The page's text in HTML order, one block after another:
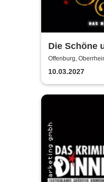
Die Schöne
Das neue
Offenburg,
10.03.2027